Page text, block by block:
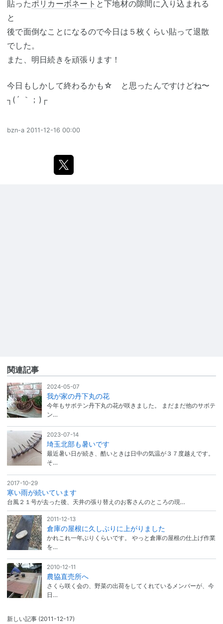
貼ったポリカーボネート と下地材の隙間に入り込まれる
と
後で面倒なことになるので今日は５枚くらい貼って退散
でした。
また、明日続きを頑張ります！
今日もしかして終わるかも☆ と思ったんですけどね〜
┐(´ ｀；)┌
bzn-a 2011-12-16 00:00
関連記事
2024-05-07
我が家の丹下丸の花
今年もサボテン丹下丸の花が咲きました。 まだまだ他のサボテ
ン…
2023-07-14
埼玉北部も暑いです
最近暑い日が続き、酷いときは日中の気温が３７度越えです。
そ…
2017-10-29
寒い雨が続いています
台風２１号が去った後、天井の張り替えのお客さんのところの現…
2011-12-13
倉庫の屋根に久しぶりに上がりました
かれこれ一年ぶりくらいです。 やっと倉庫の屋根の仕上げ作業
を…
2010-12-11
農協直売所へ
さくら咲く会の、野菜の出荷をしてくれているメンバーが、今
日…
新しい記事 (2011-12-17)